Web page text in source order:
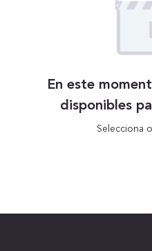
En este
disponibles
Selecciona